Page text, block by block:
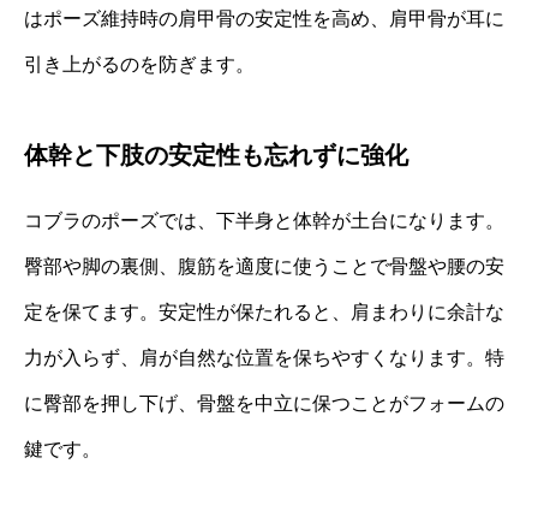
はポーズ維持時の肩甲骨の安定性を高め、肩甲骨が耳に
引き上がるのを防ぎます。
体幹と下肢の安定性も忘れずに強化
コブラのポーズでは、下半身と体幹が土台になります。
臀部や脚の裏側、腹筋を適度に使うことで骨盤や腰の安
定を保てます。安定性が保たれると、肩まわりに余計な
力が入らず、肩が自然な位置を保ちやすくなります。特
に臀部を押し下げ、骨盤を中立に保つことがフォームの
鍵です。